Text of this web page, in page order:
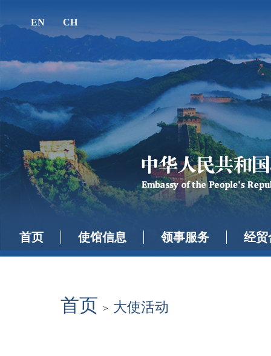
EN CH
首页 使馆信息 领事服务 经贸
首页 > 大使活动